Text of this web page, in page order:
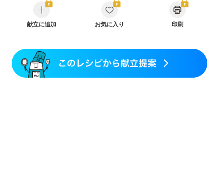
CKD（ステージ２）
乳がん（放射線治療中）
食欲がない
妊娠中(初期)
妊婦健診・体重増加が気になる（初期）
妊婦健診・血糖値が気になる（初期）
妊娠糖尿病(初期)
貧血対策
献立に追加 お気に入り 印刷